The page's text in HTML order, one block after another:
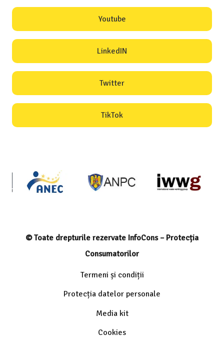
Youtube
LinkedIN
Twitter
TikTok
© Toate drepturile rezervate InfoCons – Protecția
Consumatorilor
Termeni și condiții
Protecția datelor personale
Media kit
Cookies